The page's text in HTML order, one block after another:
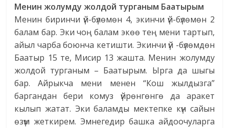
Менин жолумду жолдой турганым Баатырым
Менин биринчи үй-бүлөмөн 4, экинчи үй-бүлөмөн 2
балам бар. Эки чоң балам экөө тең мени тартып,
айыл чарба боюнча кетишти. Экинчи үй -бүлөмдөн
Баатыр 15 те, Мисир 13 жашта. Менин жолумду
жолдой турганым – Баатырым. Ырга да шыгы
бар. Айрыкча мени менен “Кош жылдызга”
баргандан бери комуз үйрөнгөнгө да аракет
кылып жатат. Эки баламды мектепке күн сайын
өзүм жеткирем. Эмнегедир башка айдоочуларга